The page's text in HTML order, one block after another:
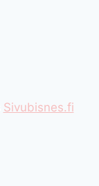
Sivubisnes.fi